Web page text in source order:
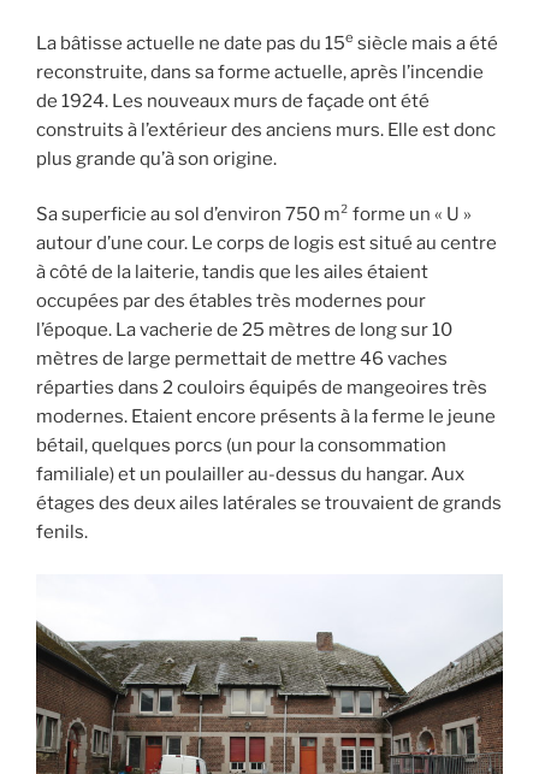
La bâtisse actuelle ne date pas du 15e siècle mais a été
reconstruite, dans sa forme actuelle, après l’incendie
de 1924. Les nouveaux murs de façade ont été
construits à l’extérieur des anciens murs. Elle est donc
plus grande qu’à son origine.
Sa superficie au sol d’environ 750 m² forme un « U »
autour d’une cour. Le corps de logis est situé au centre
à côté de la laiterie, tandis que les ailes étaient
occupées par des étables très modernes pour
l’époque. La vacherie de 25 mètres de long sur 10
mètres de large permettait de mettre 46 vaches
réparties dans 2 couloirs équipés de mangeoires très
modernes. Etaient encore présents à la ferme le jeune
bétail, quelques porcs (un pour la consommation
familiale) et un poulailler au-dessus du hangar. Aux
étages des deux ailes latérales se trouvaient de grands
fenils.